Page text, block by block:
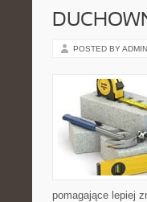
POSTED BY ADMIN
pomagające lepiej